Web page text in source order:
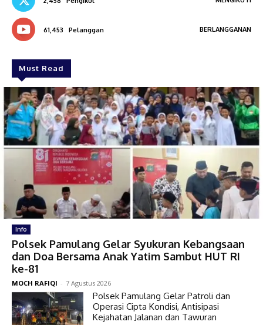
61,453 Pelanggan BERLANGGANAN
Must Read
Info
Polsek Pamulang Gelar Syukuran Kebangsaan
dan Doa Bersama Anak Yatim Sambut HUT RI
ke-81
MOCH RAFIQI - 7 Agustus 2026
Polsek Pamulang Gelar Patroli dan
Operasi Cipta Kondisi, Antisipasi
Kejahatan Jalanan dan Tawuran